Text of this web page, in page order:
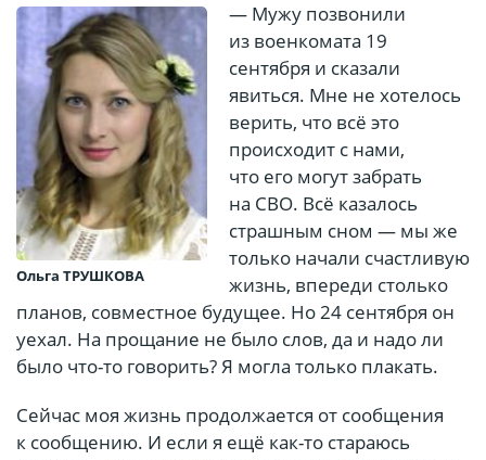
Ольга ТРУШКОВА
— Мужу позвонили
из военкомата 19
сентября и сказали
явиться. Мне не хотелось
верить, что всё это
происходит с нами,
что его могут забрать
на СВО. Всё казалось
страшным сном — мы же
только начали счастливую
жизнь, впереди столько
планов, совместное будущее. Но 24 сентября он
уехал. На прощание не было слов, да и надо ли
было что-то говорить? Я могла только плакать.
Сейчас моя жизнь продолжается от сообщения
к сообщению. И если я ещё как-то стараюсь